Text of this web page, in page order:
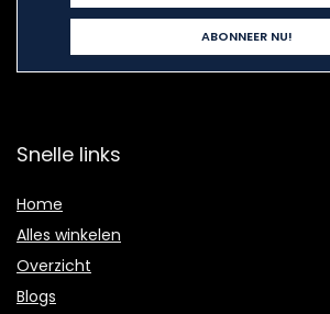
Snelle links
Home
Alles winkelen
Overzicht
Blogs